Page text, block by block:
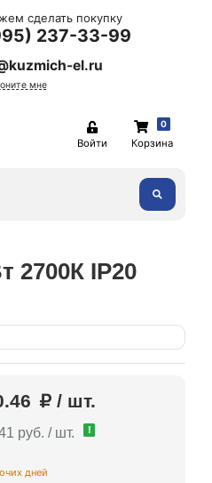
сделать покупку
237-33-99
el.ru
мне
Войти
0
Корзина
2700К IP20
/ шт.
руб. / шт. !
дней